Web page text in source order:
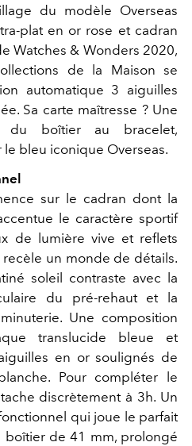
du modèle Overseas
plat en or rose et cadran
Watches & Wonders 2020,
de la Maison se
automatique 3 aiguilles
Sa carte maîtresse ? Une
du boîtier au bracelet,
le bleu iconique Overseas.
sur le cadran dont la
le caractère sportif
de lumière vive et reflets
un monde de détails.
soleil contraste avec la
du pré-rehaut et la
Une composition
translucide bleue et
en or soulignés de
Pour compléter le
discrètement à 3h. Un
qui joue le parfait
boîtier de 41 mm, prolongé